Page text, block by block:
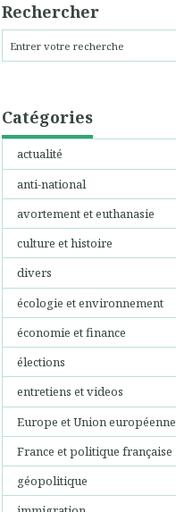
Rechercher
Catégories
actualité
anti-national
avortement et euthanasie
culture et histoire
divers
écologie et environnement
économie et finance
élections
entretiens et videos
Europe et Union européenne
France et politique française
géopolitique